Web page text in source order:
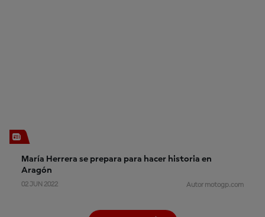
María Herrera se prepara para hacer historia en
Aragón
02 JUN 2022 Autor motogp.com